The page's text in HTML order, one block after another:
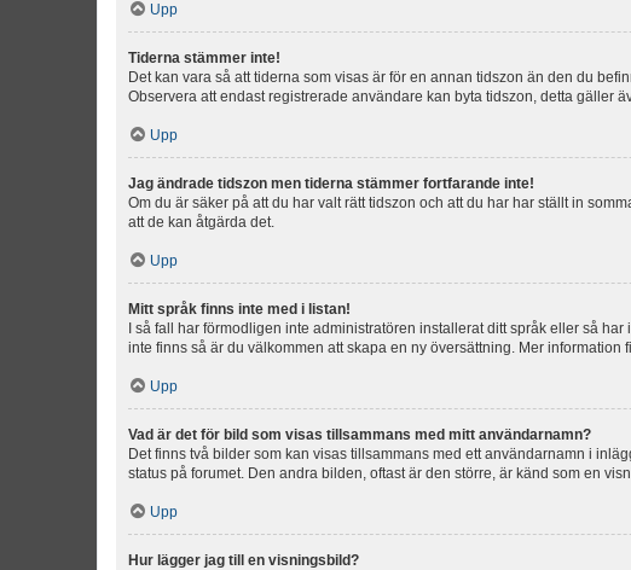
Upp
Tiderna stämmer inte!
Det kan vara så att tiderna som visas är för en annan tidszon än den du
Observera att endast registrerade användare kan byta tidszon, detta gäller
Upp
Jag ändrade tidszon men tiderna stämmer fortfarande inte!
Om du är säker på att du har valt rätt tidszon och att du har har ställt in
att de kan åtgärda det.
Upp
Mitt språk finns inte med i listan!
I så fall har förmodligen inte administratören installerat ditt språk eller så
inte finns så är du välkommen att skapa en ny översättning. Mer
Upp
Vad är det för bild som visas tillsammans med mitt användarnamn?
Det finns två bilder som kan visas tillsammans med ett användarnamn i
status på forumet. Den andra bilden, oftast är den större, är känd som en
Upp
Hur lägger jag till en visningsbild?